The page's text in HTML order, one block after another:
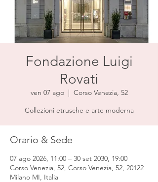
Fondazione Luigi
Rovati
ven 07 ago
  |
Corso Venezia, 52
Collezioni etrusche e arte moderna
Orario & Sede
07 ago 2026, 11:00 – 30 set 2030, 19:00
Corso Venezia, 52, Corso Venezia, 52, 20122
Milano MI, Italia